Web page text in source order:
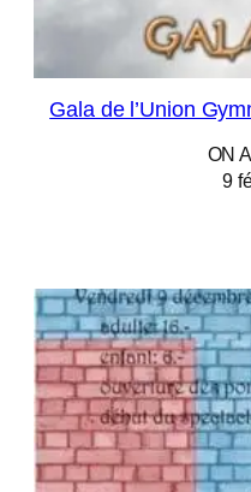
Gala de l’Union
ON
9